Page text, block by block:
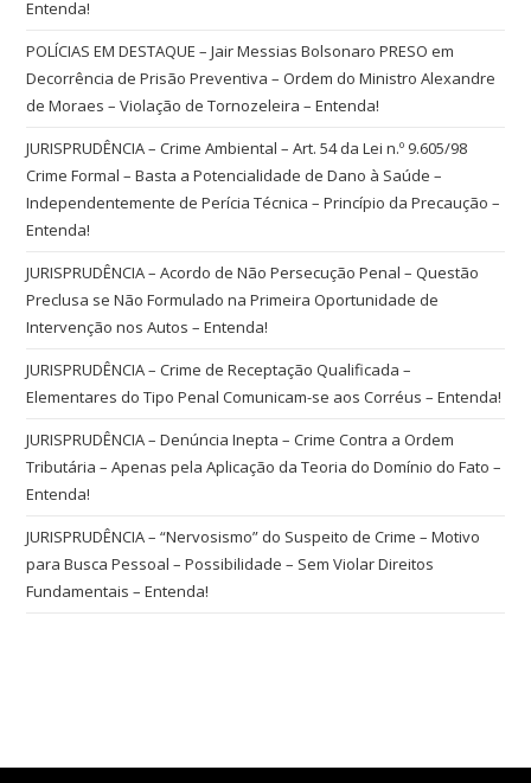
Entenda!
POLÍCIAS EM DESTAQUE – Jair Messias Bolsonaro PRESO em
Decorrência de Prisão Preventiva – Ordem do Ministro Alexandre
de Moraes – Violação de Tornozeleira – Entenda!
JURISPRUDÊNCIA – Crime Ambiental – Art. 54 da Lei n.º 9.605/98
Crime Formal – Basta a Potencialidade de Dano à Saúde –
Independentemente de Perícia Técnica – Princípio da Precaução –
Entenda!
JURISPRUDÊNCIA – Acordo de Não Persecução Penal – Questão
Preclusa se Não Formulado na Primeira Oportunidade de
Intervenção nos Autos – Entenda!
JURISPRUDÊNCIA – Crime de Receptação Qualificada –
Elementares do Tipo Penal Comunicam-se aos Corréus – Entenda!
JURISPRUDÊNCIA – Denúncia Inepta – Crime Contra a Ordem
Tributária – Apenas pela Aplicação da Teoria do Domínio do Fato –
Entenda!
JURISPRUDÊNCIA – “Nervosismo” do Suspeito de Crime – Motivo
para Busca Pessoal – Possibilidade – Sem Violar Direitos
Fundamentais – Entenda!